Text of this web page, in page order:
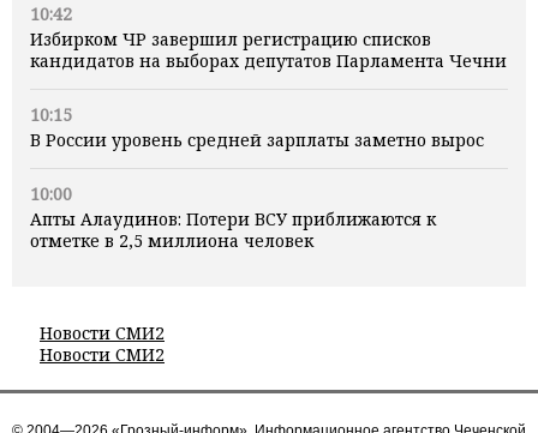
10:42
Избирком ЧР завершил регистрацию списков
кандидатов на выборах депутатов Парламента Чечни
10:15
В России уровень средней зарплаты заметно вырос
10:00
Апты Алаудинов: Потери ВСУ приближаются к
отметке в 2,5 миллиона человек
Новости СМИ2
Новости СМИ2